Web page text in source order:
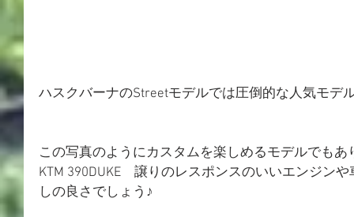
ハスクバーナのStreetモデルでは圧倒的な人気モデ
この写真のようにカスタムを楽しめるモデルでも
KTM 390DUKE　譲りのレスポンスのいいエンジン
しの良さでしょう♪